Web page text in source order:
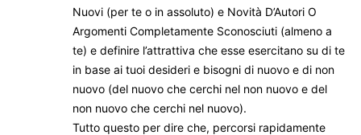
Nuovi (per te o in assoluto) e Novità D’Autori O
Argomenti Completamente Sconosciuti (almeno a
te) e definire l’attrattiva che esse esercitano su di te
in base ai tuoi desideri e bisogni di nuovo e di non
nuovo (del nuovo che cerchi nel non nuovo e del
non nuovo che cerchi nel nuovo).
Tutto questo per dire che, percorsi rapidamente